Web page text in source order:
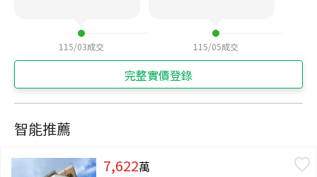
115/03成交 115/05成交
完整實價登錄
智能推薦
7,622萬